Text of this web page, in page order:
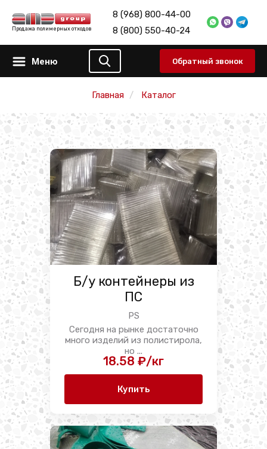
Продажа полимерных отходов
8 (968) 800-44-00
8 (800) 550-40-24
Меню Обратный звонок
Главная Каталог
Б/у контейнеры из
ПС
РS
Сегодня на рынке достаточно
много изделий из полистирола,
но ...
18.58 ₽/кг
Купить